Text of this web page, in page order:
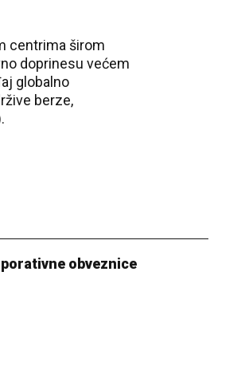
centrima širom
doprinesu većem
globalno
berze,
obveznice